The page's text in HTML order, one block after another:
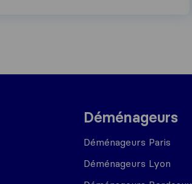
Déménageurs
Déménageurs Paris
Déménageurs Lyon